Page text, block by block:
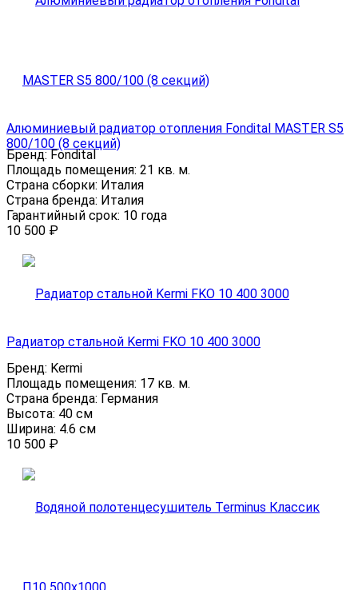
Алюминиевый радиатор отопления Fondital MASTER S5
800/100 (8 секций)
Бренд:Fondital
Площадь помещения: 21 кв. м.
Страна сборки: Италия
Страна бренда: Италия
Гарантийный срок: 10 года
10 500 ₽
Радиатор стальной Kermi FKO 10 400 3000
Бренд: Kermi
Площадь помещения: 17 кв. м.
Страна бренда: Германия
Высота: 40 см
Ширина: 4.6 см
10 500 ₽